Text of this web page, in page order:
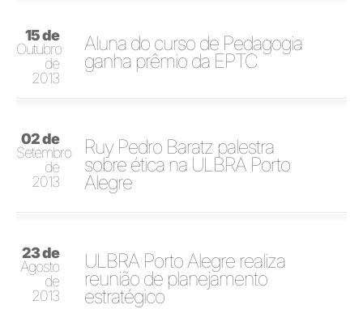
15 de
Outubro
de
2013
Aluna do curso de Pedagogia
ganha prêmio da EPTC
02 de
Setembro
de
2013
Ruy Pedro Baratz palestra
sobre ética na ULBRA Porto
Alegre
23 de
Agosto
de
2013
ULBRA Porto Alegre realiza
reunião de planejamento
estratégico